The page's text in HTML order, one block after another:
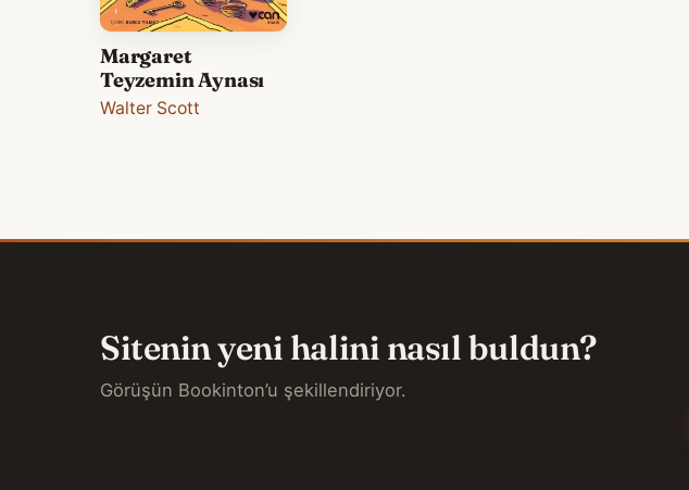
Margaret
Teyzemin Aynası
Walter Scott
Sitenin yeni halini nasıl buldun?
Görüşün Bookinton’u şekillendiriyor.